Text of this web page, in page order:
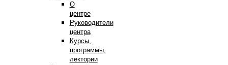
О
центре
Руководители
центра
Курсы,
программы,
лектории